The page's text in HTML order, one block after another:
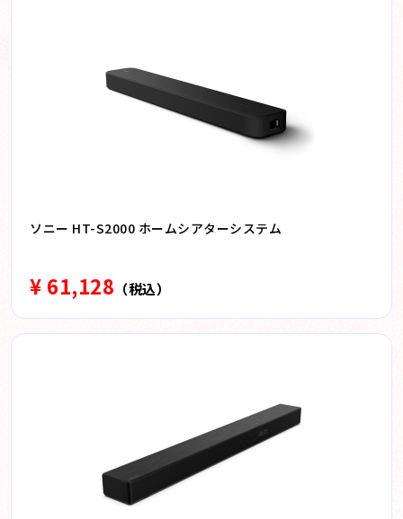
ソニー HT-S2000 ホームシアターシステム
¥ 61,128 （税込）